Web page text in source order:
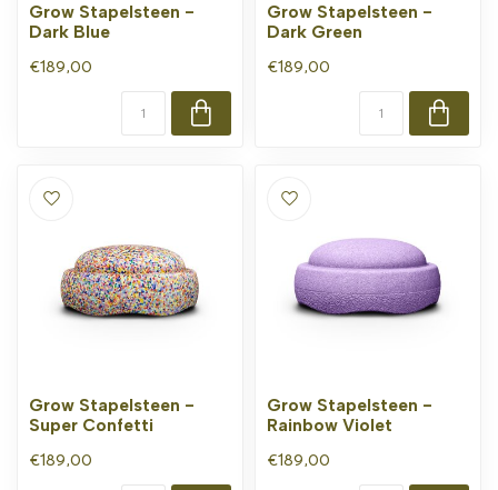
Grow Stapelsteen -
Dark Blue
€189,00
Grow Stapelsteen -
Dark Green
€189,00
Grow Stapelsteen -
Super Confetti
€189,00
Grow Stapelsteen -
Rainbow Violet
€189,00